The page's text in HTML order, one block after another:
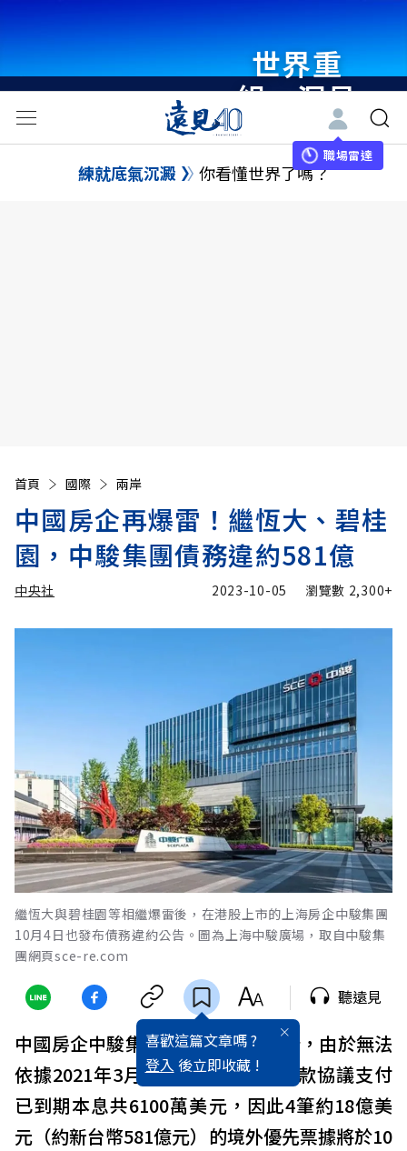
世界重
組・洞見
未來 與
世界領袖
職場雷達
練就底氣沉澱 你看懂世界了嗎？
首頁 國際 兩岸
中國房企再爆雷！繼恆大、碧桂
園，中駿集團債務違約581億
中央社 2023-10-05 瀏覽數 2,300+
繼恆大與碧桂園等相繼爆雷後，在港股上市的上海房企中駿集團
10月4日也發布債務違約公告。圖為上海中駿廣場，取自中駿集
團網頁sce-re.com
喜歡這篇文章嗎 ?
登入 後立即收藏 !
聽遠見
中國房企中駿集團4日於港交所公告，由於無法
依據2021年3月22日簽訂的銀團貸款協議支付
已到期本息共6100萬美元，因此4筆約18億美
元（約新台幣581億元）的境外優先票據將於10